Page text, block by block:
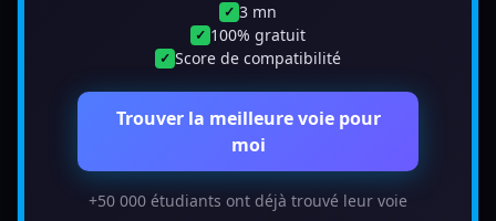
✓ 3 mn
✓ 100% gratuit
✓ Score de compatibilité
Trouver la meilleure voie pour
moi
+50 000 étudiants ont déjà trouvé leur voie